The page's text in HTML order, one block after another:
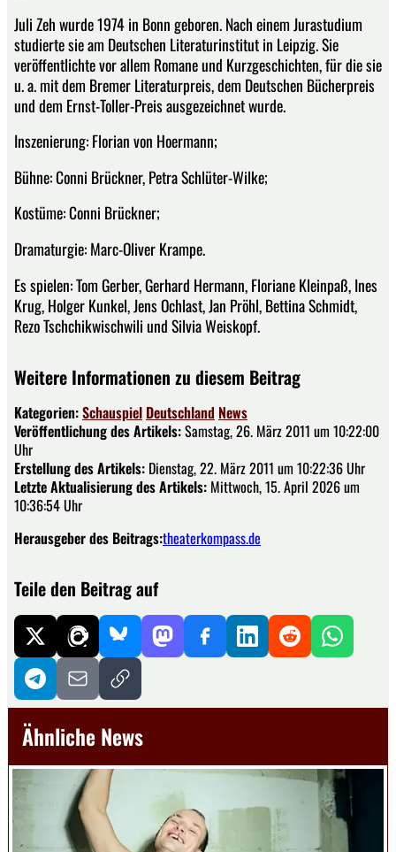
Juli Zeh wurde 1974 in Bonn geboren. Nach einem Jurastudium
studierte sie am Deutschen Literaturinstitut in Leipzig. Sie
veröffentlichte vor allem Romane und Kurzgeschichten, für die sie
u. a. mit dem Bremer Literaturpreis, dem Deutschen Bücherpreis
und dem Ernst-Toller-Preis ausgezeichnet wurde.
Inszenierung: Florian von Hoermann;
Bühne: Conni Brückner, Petra Schlüter-Wilke;
Kostüme: Conni Brückner;
Dramaturgie: Marc-Oliver Krampe.
Es spielen: Tom Gerber, Gerhard Hermann, Floriane Kleinpaß, Ines
Krug, Holger Kunkel, Jens Ochlast, Jan Pröhl, Bettina Schmidt,
Rezo Tschchikwischwili und Silvia Weiskopf.
Weitere Informationen zu diesem Beitrag
Kategorien:Schauspiel Deutschland News
Veröffentlichung des Artikels:Samstag, 26. März 2011 um 10:22:00
Uhr
Erstellung des Artikels: Dienstag, 22. März 2011 um 10:22:36 Uhr
Letzte Aktualisierung des Artikels: Mittwoch, 15. April 2026 um
10:36:54 Uhr
Herausgeber des Beitrags:theaterkompass.de
Teile den Beitrag auf
Ähnliche News